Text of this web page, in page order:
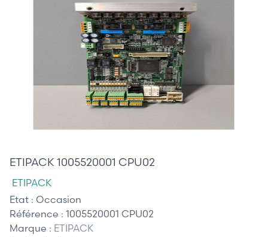
ETIPACK 1005520001 CPU02
ETIPACK
Etat : Occasion
Référence : 1005520001 CPU02
Marque : ETIPACK